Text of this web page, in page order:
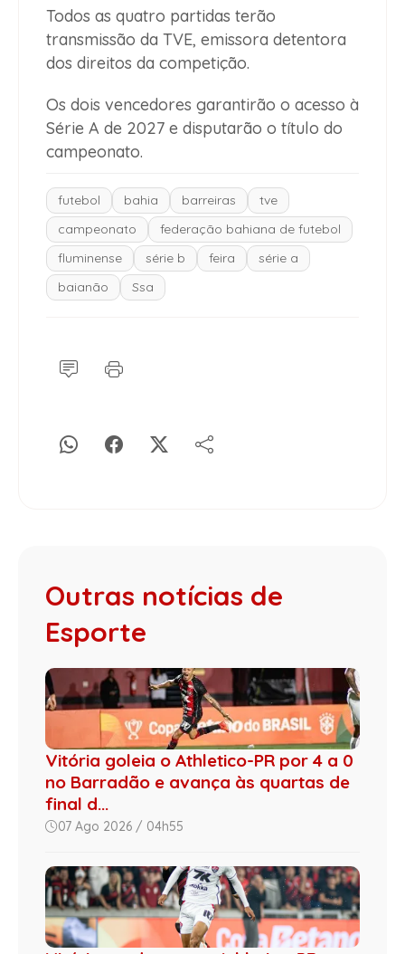
Todos as quatro partidas terão
transmissão da TVE, emissora detentora
dos direitos da competição.
Os dois vencedores garantirão o acesso à
Série A de 2027 e disputarão o título do
campeonato.
futebol bahia barreiras
tve
campeonato
federação bahiana de futebol
fluminense
série b feira
série a
baianão
Ssa
Outras notícias de
Esporte
Vitória goleia o Athletico-PR por 4 a 0
no Barradão e avança às quartas de
final d...
07 Ago 2026 / 04h55